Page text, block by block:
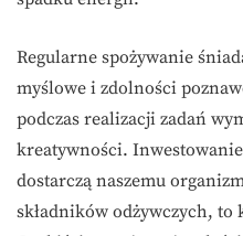
Regularne spożywanie
myślowe i zdolności
podczas realizacji zadań
kreatywności.
dostarczą naszemu
składników odżywczych,